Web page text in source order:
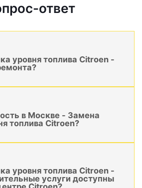
ответ
уровня топлива Citroen -
в Москве - Замена
топлива Citroen?
уровня топлива Citroen -
услуги доступны